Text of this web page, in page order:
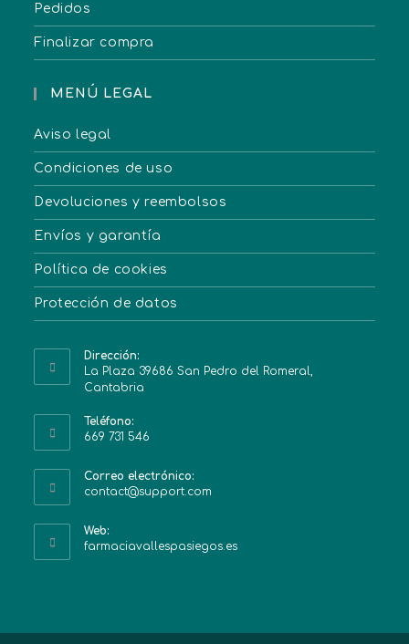
Pedidos
Finalizar compra
MENÚ LEGAL
Aviso legal
Condiciones de uso
Devoluciones y reembolsos
Envíos y garantía
Política de cookies
Protección de datos
Dirección:
La Plaza 39686 San Pedro del Romeral,
Cantabria
Teléfono:
669 731 546
Correo electrónico:
contact@support.com
Web:
farmaciavallespasiegos.es